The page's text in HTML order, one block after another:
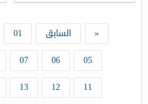
« السابق 01
05
06
07
11
12
13